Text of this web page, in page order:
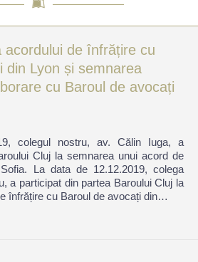
acordului de înfrățire cu
din Lyon și semnarea
cu Baroul de avocați
colegul nostru, av. Călin Iuga, a
Cluj la semnarea unui acord de
La data de 12.12.2019, colega
a participat din partea Baroului Cluj la
înfrățire cu Baroul de avocați din…